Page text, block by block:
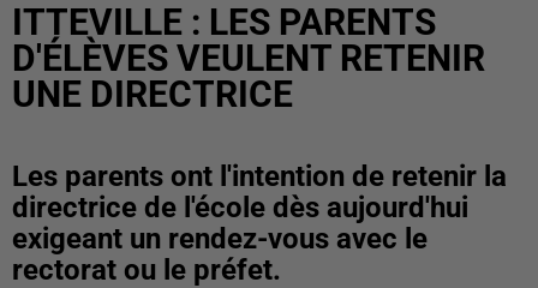
ITTEVILLE : LES PARENTS
D'ÉLÈVES VEULENT RETENIR
UNE DIRECTRICE
Les parents ont l'intention de retenir la
directrice de l'école dès aujourd'hui
exigeant un rendez-vous avec le
rectorat ou le préfet.